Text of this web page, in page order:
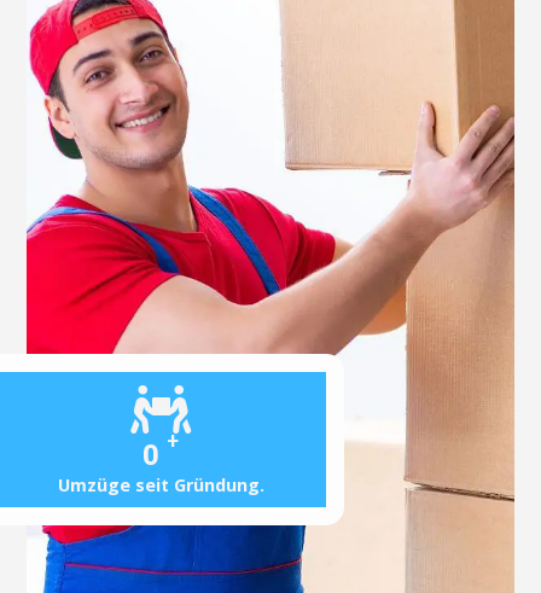
0 +
Umzüge seit Gründung.